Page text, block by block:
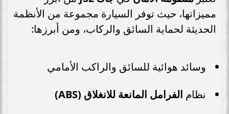
مميزاتها، حيث توفر السيارة مجموعة من الأنظمة
الحديثة لحماية السائق والركاب، ومن أبرزها:
وسائد هوائية للسائق والراكب الأمامي
نظام الفرامل المانعة للانغلاق (ABS)